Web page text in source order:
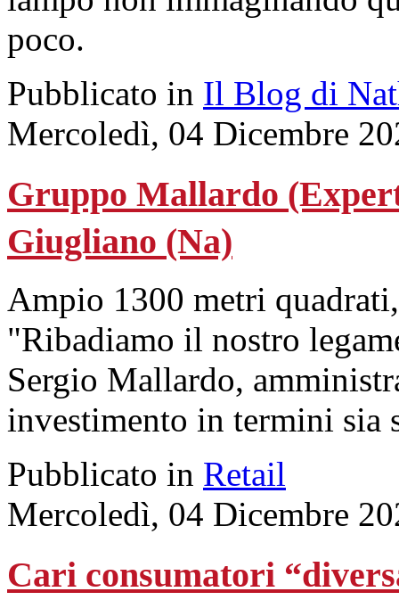
poco.
Pubblicato in Il Blog di
Mercoledì, 04 Dicembre
Gruppo Mallardo
Giugliano (Na)
Ampio 1300 metri
"Ribadiamo il nostro
Sergio Mallardo,
investimento in termini sia
Pubblicato in Retail
Mercoledì, 04 Dicembre
Cari consumatori